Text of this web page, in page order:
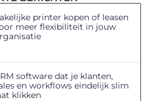
printer kopen of leasen
meer flexibiliteit in jouw
software dat je klanten,
en workflows eindelijk slim
klikken